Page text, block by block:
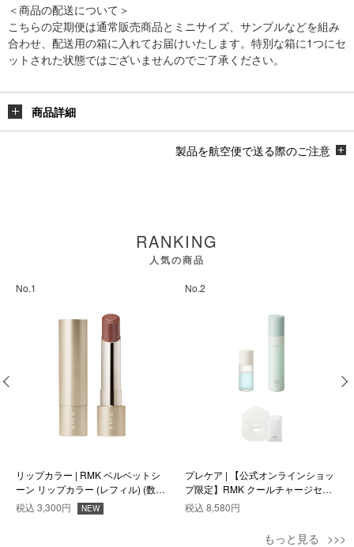
＜商品の配送について＞
こちらの定期便は通常販売商品とミニサイズ、サンプルなどを組み
合わせ、配送用の箱に入れてお届けいたします。特別な箱に1つにセ
ットされた状態ではございませんのでご了承ください。
商品詳細
製品を航空便で送る際のご注意
RANKING
人気の商品
No.1
リップカラー | RMK ベルベットシ
ーン リップカラー (レフィル) (数量
限定色) EX-06
税込 3,300円 NEW
No.2
プレケア | 【公式オンラインショッ
プ限定】RMK クールチャージセッ
ト
税込 8,580円
もっと見る